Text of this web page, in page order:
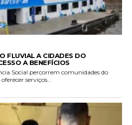
FLUVIAL A CIDADES DO
A BENEFÍCIOS
Social percorrem comunidades do
serviços...